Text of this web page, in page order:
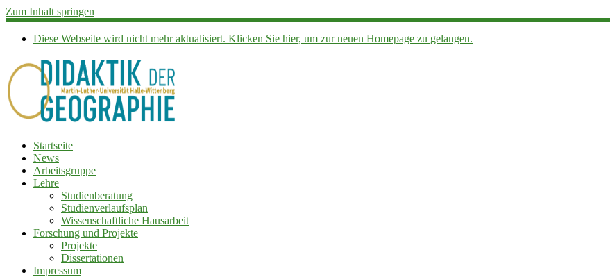
Zum Inhalt springen
Diese Webseite wird nicht mehr aktualisiert. Klicken Sie hier, um zur neuen Homepage zu gelangen.
Startseite
News
Arbeitsgruppe
Lehre
Studienberatung
Studienverlaufsplan
Wissenschaftliche Hausarbeit
Forschung und Projekte
Projekte
Dissertationen
Impressum